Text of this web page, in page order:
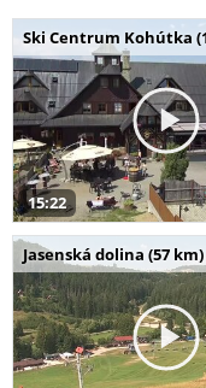
Ski Centrum Kohútka
15:22
Jasenská dolina (57 km)